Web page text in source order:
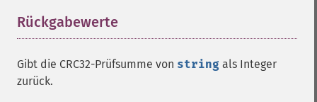
Rückgabewerte
Gibt die CRC32-Prüfsumme von string als Integer
zurück.